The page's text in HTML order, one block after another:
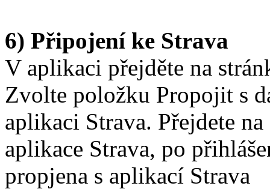
6) Připojení ke Strava
V aplikaci přejděte na
Zvolte položku Propojit s
aplikaci Strava. Přejdete
aplikace Strava, po
propjena s aplikací Strava